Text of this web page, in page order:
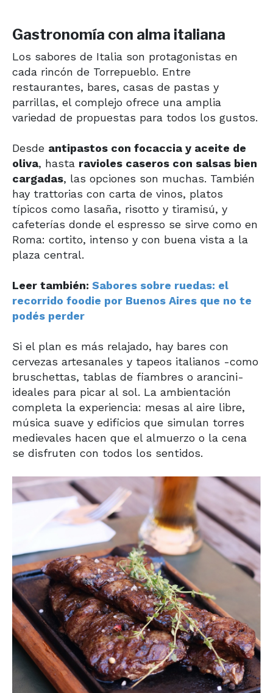
Gastronomía con alma italiana
Los sabores de Italia son protagonistas en
cada rincón de Torrepueblo. Entre
restaurantes, bares, casas de pastas y
parrillas, el complejo ofrece una amplia
variedad de propuestas para todos los gustos.
Desde antipastos con focaccia y aceite de
oliva, hasta ravioles caseros con salsas bien
cargadas, las opciones son muchas. También
hay trattorias con carta de vinos, platos
típicos como lasaña, risotto y tiramisú, y
cafeterías donde el espresso se sirve como en
Roma: cortito, intenso y con buena vista a la
plaza central.
Leer también: Sabores sobre ruedas: el
recorrido foodie por Buenos Aires que no te
podés perder
Si el plan es más relajado, hay bares con
cervezas artesanales y tapeos italianos -como
bruschettas, tablas de fiambres o arancini-
ideales para picar al sol. La ambientación
completa la experiencia: mesas al aire libre,
música suave y edificios que simulan torres
medievales hacen que el almuerzo o la cena
se disfruten con todos los sentidos.